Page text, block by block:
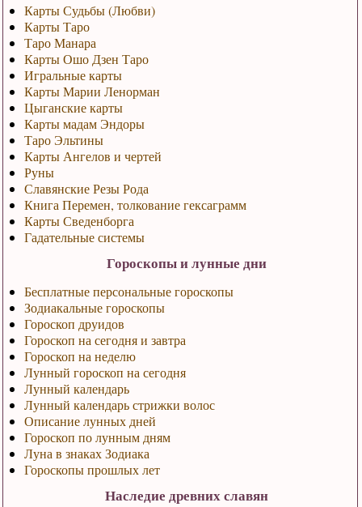
Карты Судьбы (Любви)
Карты Таро
Таро Манара
Карты Ошо Дзен Таро
Игральные карты
Карты Марии Ленорман
Цыганские карты
Карты мадам Эндоры
Таро Эльтины
Карты Ангелов и чертей
Руны
Славянские Резы Рода
Книга Перемен, толкование гексаграмм
Карты Сведенборга
Гадательные системы
Гороскопы и лунные дни
Бесплатные персональные гороскопы
Зодиакальные гороскопы
Гороскоп друидов
Гороскоп на сегодня и завтра
Гороскоп на неделю
Лунный гороскоп на сегодня
Лунный календарь
Лунный календарь стрижки волос
Описание лунных дней
Гороскоп по лунным дням
Луна в знаках Зодиака
Гороскопы прошлых лет
Наследие древних славян